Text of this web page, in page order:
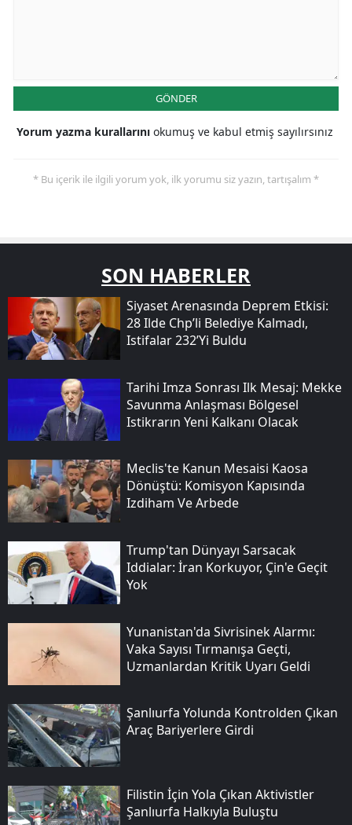
GÖNDER
Yorum yazma kurallarını okumuş ve kabul etmiş sayılırsınız
* Bu içerik ile ilgili yorum yok, ilk yorumu siz yazın, tartışalım *
SON HABERLER
Siyaset Arenasında Deprem Etkisi:
28 Ilde Chp’li Belediye Kalmadı,
Istifalar 232’yi Buldu
Tarihi Imza Sonrası Ilk Mesaj: Mekke
Savunma Anlaşması Bölgesel
Istikrarın Yeni Kalkanı Olacak
Meclis'te Kanun Mesaisi Kaosa
Dönüştü: Komisyon Kapısında
Izdiham Ve Arbede
Trump'tan Dünyayı Sarsacak
Iddialar: İran Korkuyor, Çin'e Geçit
Yok
Yunanistan'da Sivrisinek Alarmı:
Vaka Sayısı Tırmanışa Geçti,
Uzmanlardan Kritik Uyarı Geldi
Şanlıurfa Yolunda Kontrolden Çıkan
Araç Bariyerlere Girdi
Filistin İçin Yola Çıkan Aktivistler
Şanlıurfa Halkıyla Buluştu